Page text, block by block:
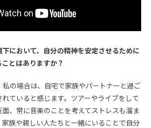
において、自分の精神を安定させるために
とはありますか？
私の場合は、自宅で家族やパートナーと過ご
ていると感じます。ツアーやライブをして
、常に音楽のことを考えてストレスも溜ま
家族や親しい人たちと一緒にいることで自分